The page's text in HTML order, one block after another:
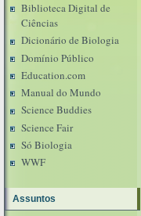
Biblioteca Digital de
Ciências
Dicionário de Biologia
Domínio Público
Education.com
Manual do Mundo
Science Buddies
Science Fair
Só Biologia
WWF
Assuntos